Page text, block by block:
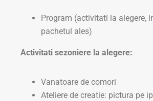
Program (activitati la alegere,
pachetul ales)
Activitati sezoniere la alegere:
Vanatoare de comori
Ateliere de creatie: pictura pe